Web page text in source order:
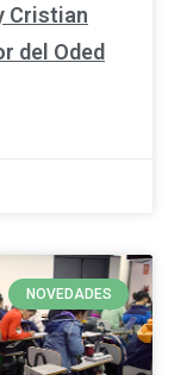
Cristian
del Oded
NOVEDADES